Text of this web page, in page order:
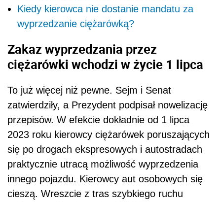
Kiedy kierowca nie dostanie mandatu za
wyprzedzanie ciężarówką?
Zakaz wyprzedzania przez
ciężarówki wchodzi w życie 1 lipca
To już więcej niż pewne. Sejm i Senat
zatwierdziły, a Prezydent podpisał nowelizację
przepisów. W efekcie dokładnie od 1 lipca
2023 roku kierowcy ciężarówek poruszających
się po drogach ekspresowych i autostradach
praktycznie utracą możliwość wyprzedzenia
innego pojazdu. Kierowcy aut osobowych się
cieszą. Wreszcie z tras szybkiego ruchu